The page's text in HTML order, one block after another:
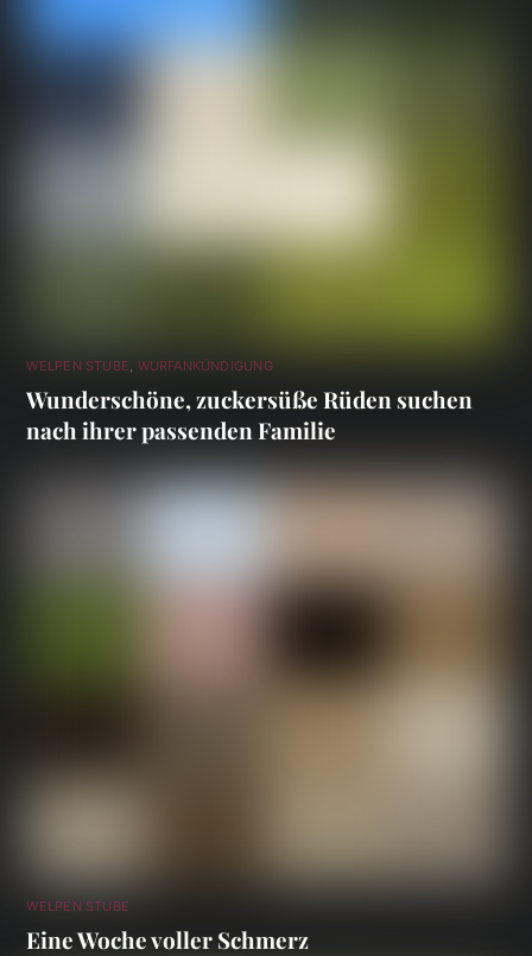
WELPEN STUBE, WURFANKÜNDIGUNG
Wunderschöne, zuckersüße Rüden suchen
nach ihrer passenden Familie
WELPEN STUBE
Eine Woche voller Schmerz